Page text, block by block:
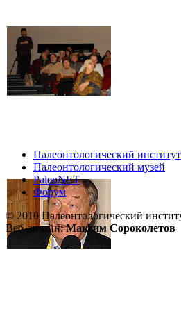
Палеонтологический институт
Палеонтологический музей
PaleoNET
Форум
© 2010 Палеонтологический
Веб-дизайн:Максим Сороколетов